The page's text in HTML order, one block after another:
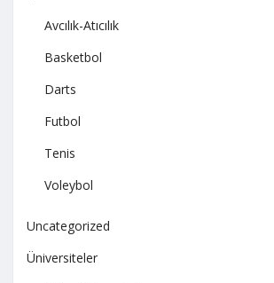
Avcılık-Atıcılık
Basketbol
Darts
Futbol
Tenis
Voleybol
Uncategorized
Üniversiteler